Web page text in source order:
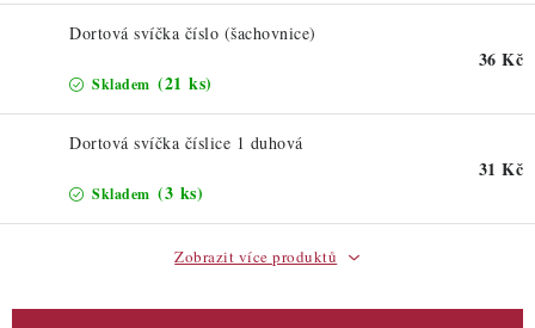
ZNAČKY
Podmínky ochrany osobních údajů
Dortová svíčka číslo (šachovnice)
Skladem (21 ks)
36 Kč
Dortová svíčka číslice 1 duhová
Skladem (3 ks)
31 Kč
Zobrazit více produktů